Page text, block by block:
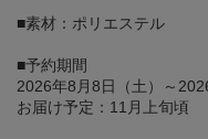
■素材：ポリエステル
■予約期間
2026年8月8日（土）～
お届け予定：11月上旬頃